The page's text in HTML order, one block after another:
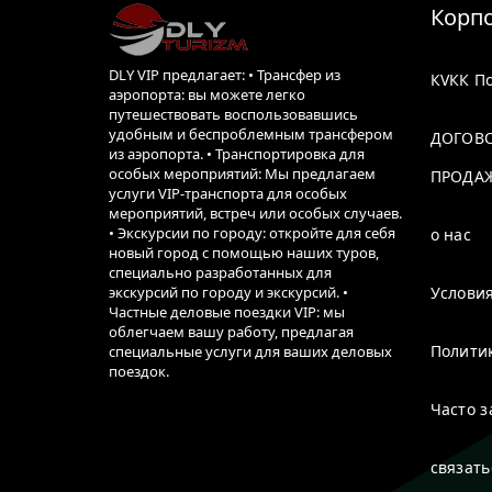
DLY VIP предлагает: • Трансфер из
аэропорта: вы можете легко
путешествовать воспользовавшись
удобным и беспроблемным трансфером
из аэропорта. • Транспортировка для
особых мероприятий: Мы предлагаем
услуги VIP-транспорта для особых
мероприятий, встреч или особых случаев.
• Экскурсии по городу: откройте для себя
новый город с помощью наших туров,
специально разработанных для
экскурсий по городу и экскурсий. •
Частные деловые поездки VIP: мы
облегчаем вашу работу, предлагая
специальные услуги для ваших деловых
поездок.
КVКК
о нас
Часто